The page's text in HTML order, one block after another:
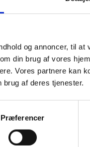
og annoncer, til
din brug af vores
Vores partnere kan
af deres tjenester.
Præferencer